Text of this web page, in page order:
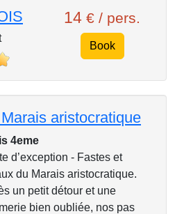
14 € / pers.
Book
aristocratique
4eme
d’exception - Fastes et
du Marais aristocratique.
un petit détour et une
bien oubliée, nos pas